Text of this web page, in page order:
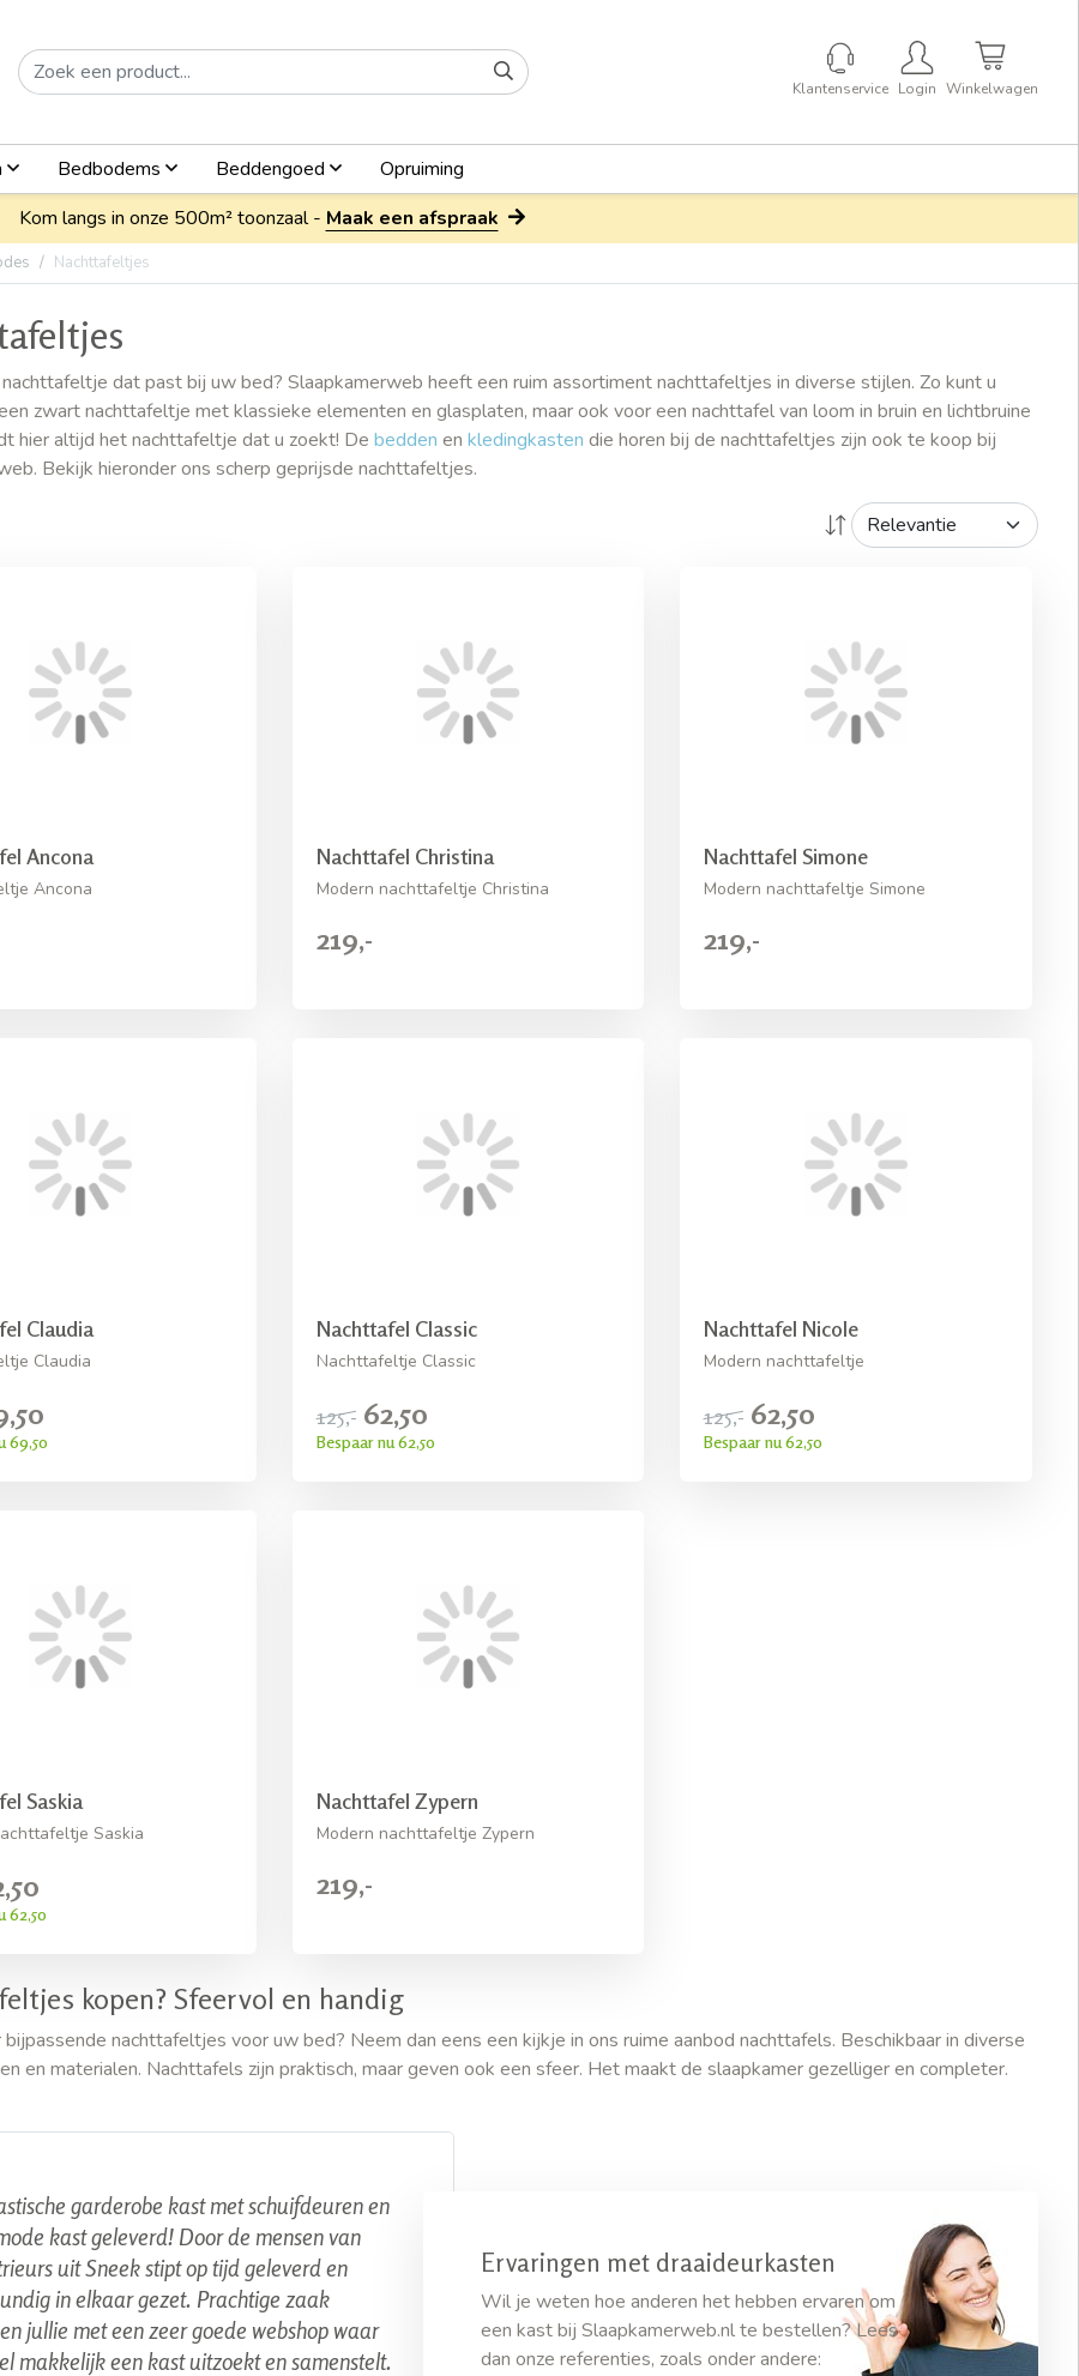
Klantenservice Login Winkelwagen
Bedbodems Beddengoed
Opruiming
Kom langs in onze 500m² toonzaal - Maak een afspraak
Nachttafeltjes
dat past bij uw bed? Slaapkamerweb heeft een ruim assortiment nachttafeltjes in diverse stijlen. Zo kunt u
zwart nachttafeltje met klassieke elementen en glasplaten, maar ook voor een nachttafel van loom in bruin en lichtbruine
hier altijd het nachttafeltje dat u zoekt! De bedden en kledingkasten die horen bij de nachttafeltjes zijn ook te koop bij
Bekijk hieronder ons scherp geprijsde nachttafeltjes.
Ancona
Ancona
Nachttafel Christina
Modern nachttafeltje Christina
219,-
Nachttafel Simone
Modern nachttafeltje Simone
219,-
Claudia
Claudia
69,50
Nachttafel Classic
Nachttafeltje Classic
125,- 62,50
Bespaar nu 62,50
Nachttafel Nicole
Modern nachttafeltje
125,- 62,50
Bespaar nu 62,50
Saskia
Saskia
62,50
Nachttafel Zypern
Modern nachttafeltje Zypern
219,-
kopen? Sfeervol en handig
bijpassende nachttafeltjes voor uw bed? Neem dan eens een kijkje in ons ruime aanbod nachttafels. Beschikbaar in diverse
en materialen. Nachttafels zijn praktisch, maar geven ook een sfeer. Het maakt de slaapkamer gezelliger en completer.
garderobe kast met schuifdeuren en
kast geleverd! Door de mensen van
uit Sneek stipt op tijd geleverd en
in elkaar gezet. Prachtige zaak
jullie met een zeer goede webshop waar
makkelijk een kast uitzoekt en samenstelt.
Ervaringen met draaideurkasten
Wil je weten hoe anderen het hebben ervaren om
een kast bij Slaapkamerweb.nl te bestellen? Lees
dan onze referenties, zoals onder andere: